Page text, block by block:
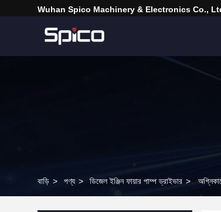
Wuhan Spico Machinery & Electronics Co.,
বাড়ি > পণ্য > ডিজেল ইঞ্জিন ফায়ার পাম্প ড্রাইভার >